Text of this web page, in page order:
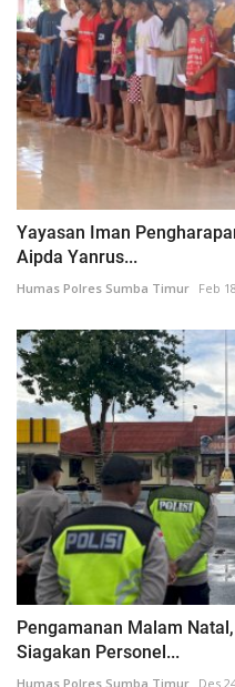
Yayasan Iman
Aipda Yanrus...
Humas Polres Sumba Timur Feb
Pengamanan Malam
Siagakan Personel...
Humas Polres Sumba Timur Des